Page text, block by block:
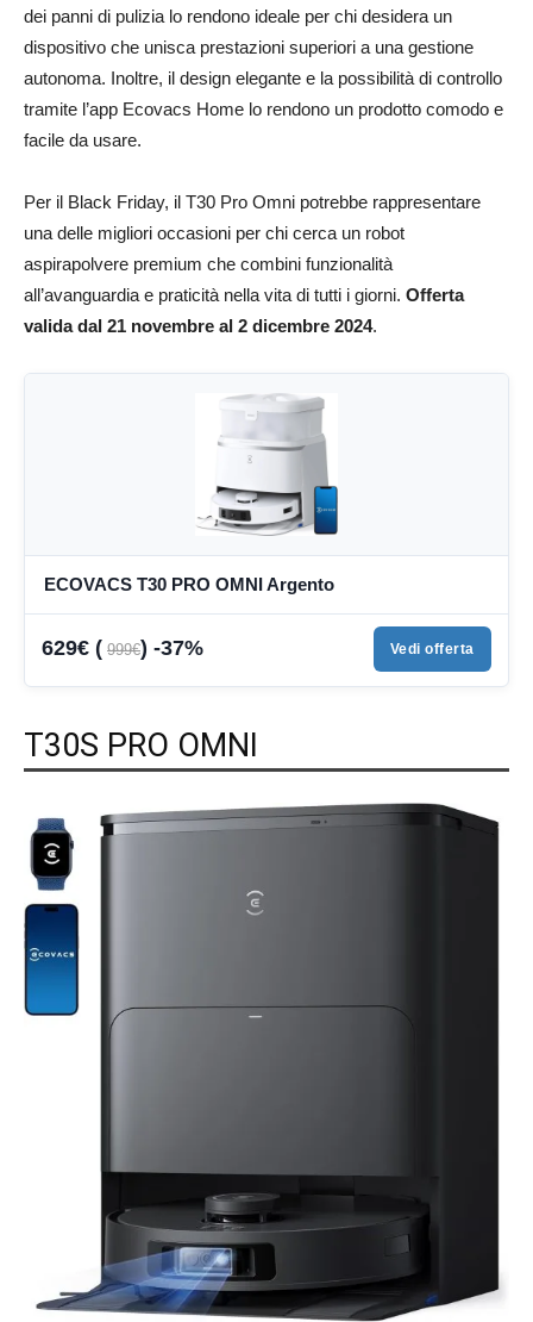
dei panni di pulizia lo rendono ideale per chi desidera un
dispositivo che unisca prestazioni superiori a una gestione
autonoma. Inoltre, il design elegante e la possibilità di controllo
tramite l’app Ecovacs Home lo rendono un prodotto comodo e
facile da usare.
Per il Black Friday, il T30 Pro Omni potrebbe rappresentare
una delle migliori occasioni per chi cerca un robot
aspirapolvere premium che combini funzionalità
all’avanguardia e praticità nella vita di tutti i giorni. Offerta
valida dal 21 novembre al 2 dicembre 2024.
ECOVACS T30 PRO OMNI Argento
629€ ( 999€) -37% Vedi offerta
T30S PRO OMNI